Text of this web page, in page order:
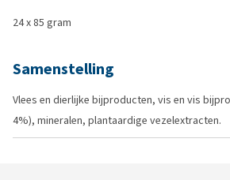
24 x 85 gram
Samenstelling
Vlees en dierlijke bijproducten, vis en vis
4%), mineralen, plantaardige vezelextracten.